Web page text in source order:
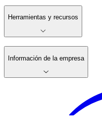
Herramientas y recursos
Información de la empresa